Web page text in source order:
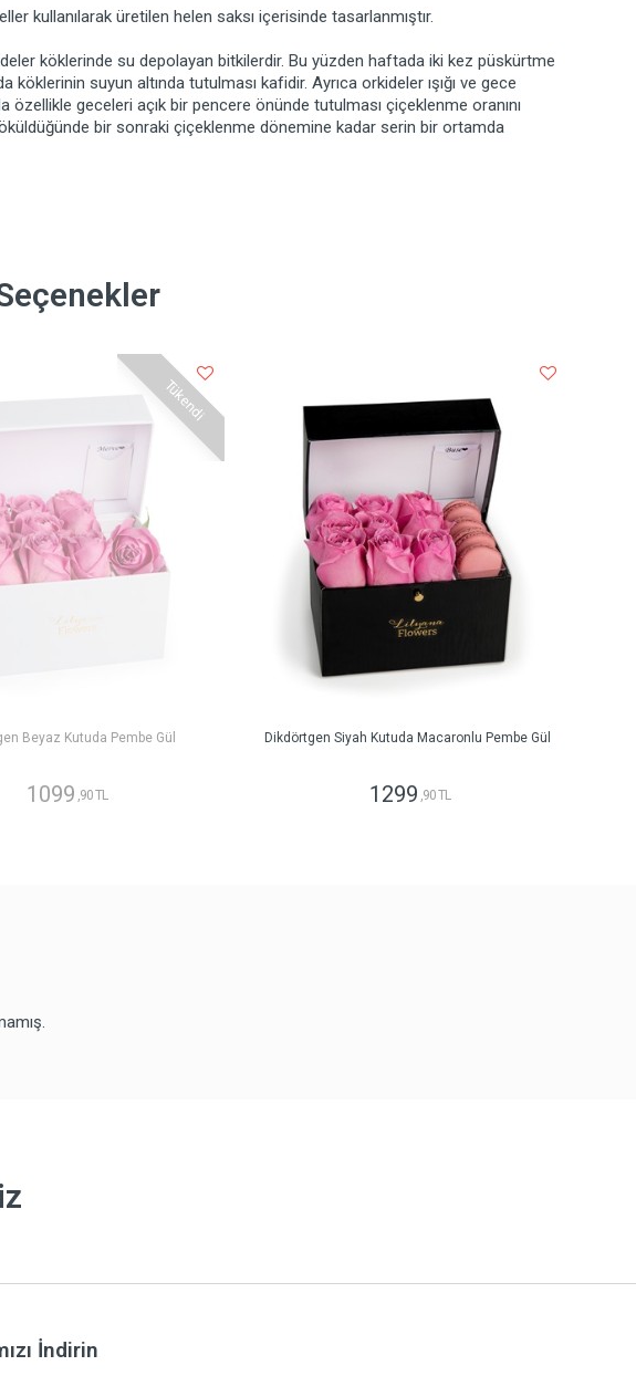
kullanılarak üretilen helen saksı içerisinde tasarlanmıştır.
köklerinde su depolayan bitkilerdir. Bu yüzden haftada iki kez püskürtme
suyun altında tutulması kafidir. Ayrıca orkideler ışığı ve gece
özellikle geceleri açık bir pencere önünde tutulması çiçeklenme oranını
bir sonraki çiçeklenme dönemine kadar serin bir ortamda
Tükendi
Beyaz Kutuda Pembe Gül
1099 ,90 TL
Dikdörtgen Siyah Kutuda Macaronlu Pembe Gül
1299 ,90 TL
İndirin